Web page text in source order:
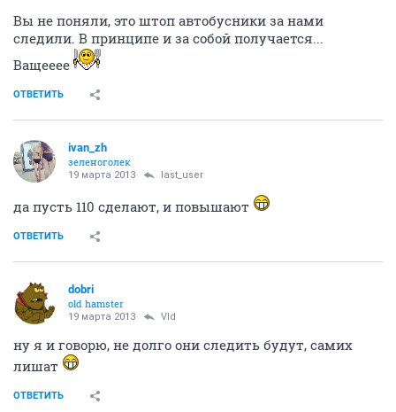
Вы не поняли, это штоп автобусники за нами
следили. В принципе и за собой получается...
Ващееее
ОТВЕТИТЬ
ivan_zh
зеленоголек
19 марта 2013 last_user
да пусть 110 сделают, и повышают
ОТВЕТИТЬ
dobri
old hamster
19 марта 2013 Vld
ну я и говорю, не долго они следить будут, самих
лишат
ОТВЕТИТЬ